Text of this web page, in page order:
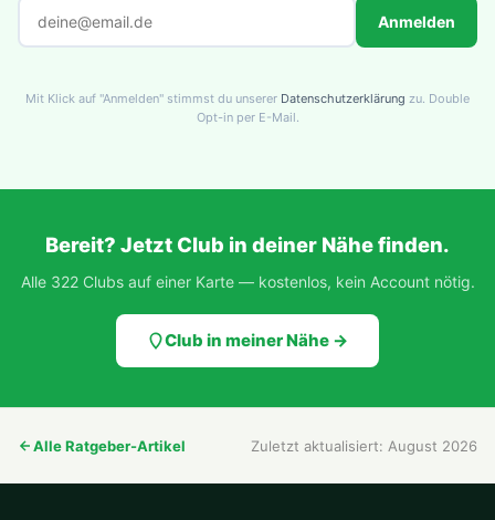
Anmelden
Mit Klick auf "Anmelden" stimmst du unserer Datenschutzerklärung zu. Double
Opt-in per E-Mail.
Bereit? Jetzt Club in deiner Nähe finden.
Alle 322 Clubs auf einer Karte — kostenlos, kein Account nötig.
Club in meiner Nähe →
Alle Ratgeber-Artikel Zuletzt aktualisiert: August 2026